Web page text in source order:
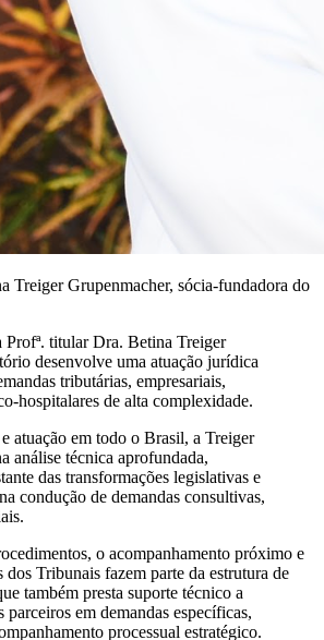
Treiger Grupenmacher, sócia-fundadora do
Profª. titular Dra. Betina Treiger
desenvolve uma atuação jurídica
tributárias, empresariais,
hospitalares de alta complexidade.
atuação em todo o Brasil, a Treiger
análise técnica aprofundada,
das transformações legislativas e
condução de demandas consultivas,
o acompanhamento próximo e
dos Tribunais fazem parte da estrutura de
também presta suporte técnico a
parceiros em demandas específicas,
processual estratégico.